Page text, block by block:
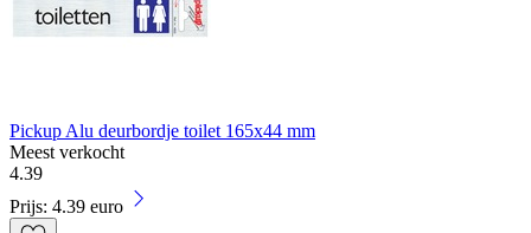
Pickup Alu deurbordje toilet 165x44 mm
Meest verkocht
4.39
Prijs: 4.39 euro